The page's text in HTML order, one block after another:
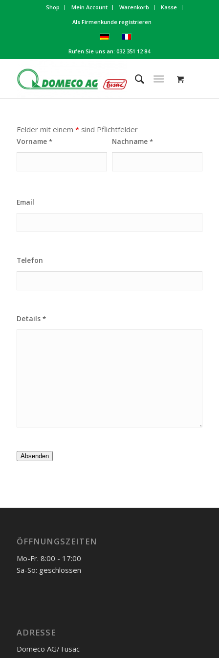
Shop Mein Account Warenkorb
Kasse
Als Firmenkunde registrieren
Rufen Sie uns an: 032 351 12 84
Felder mit einem *sind Pflichtfelder
Vorname * Nachname *
Email
Telefon
Details *
ÖFFNUNGSZEITEN
Mo-Fr. 8:00 - 17:00
Sa-So: geschlossen
ADRESSE
Domeco AG/Tusac